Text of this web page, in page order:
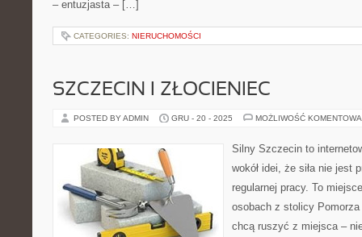
– entuzjasta – […]
CATEGORIES: NIERUCHOMOŚCI
SZCZECIN I ZŁOCIENIEC
POSTED BY ADMIN GRU - 20 - 2025 MOŻLIWOŚĆ
Silny Szczecin to
wokół idei, że siła nie jest
regularnej pracy. To
osobach z stolicy
chcą ruszyć z miejsca –